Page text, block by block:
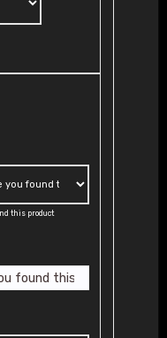
this product